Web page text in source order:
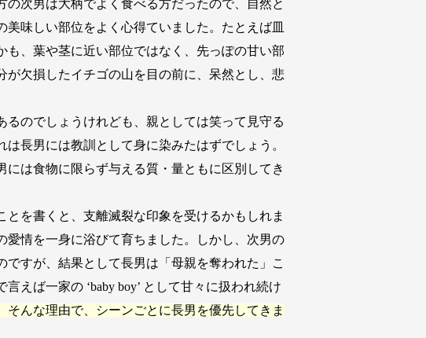
次男は大柄でよく食べる方だったので、自然と
味しい部位をよく心得ていました。たとえば皿
、葉や茎に近い部位ではなく、先っぽの甘い部
欠損したイチゴの山を目の前に、呆然とし、悲
のでしょうけれども、親としては笑って見守る
長男には教訓として身に染みたはずでしょう。
は食物に限らず与える質・量ともに区別してき
を書くと、支離滅裂な印象を受けるかもしれま
情を一身に浴びて育ちました。しかし、次男の
すが、結果として長男は「母親を奪われた」こ
えば一家の ‘baby boy’ として甘々に扱われ続け
んな理由で、シーンごとに長男を優先してきま